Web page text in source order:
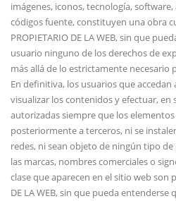
imágenes, iconos, tecnología,
códigos fuente, constituyen una obra
PROPIETARIO DE LA WEB, sin que
usuario ninguno de los derechos de
más allá de lo estrictamente necesario
En definitiva, los usuarios que
visualizar los contenidos y efectuar, en
autorizadas siempre que los
posteriormente a terceros, ni se
redes, ni sean objeto de ningún tipo
las marcas, nombres comerciales o
clase que aparecen en el sitio web son
DE LA WEB, sin que pueda entenderse